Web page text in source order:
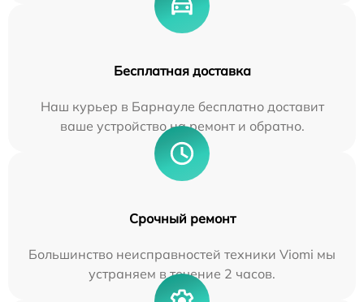
Бесплатная доставка
Наш курьер в Барнауле бесплатно доставит
ваше устройство на ремонт и обратно.
Срочный ремонт
Большинство неисправностей техники Viomi мы
устраняем в течение 2 часов.